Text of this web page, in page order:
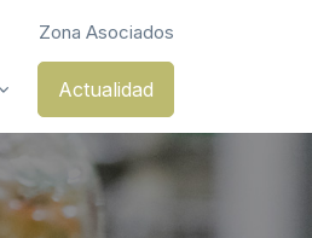
Zona Asociados
Actualidad